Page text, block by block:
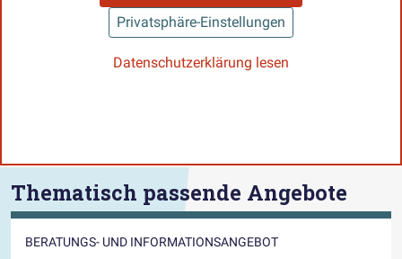
Privatsphäre-Einstellungen
Datenschutzerklärung lesen
Thematisch passende Angebote
BERATUNGS- UND INFORMATIONSANGEBOT